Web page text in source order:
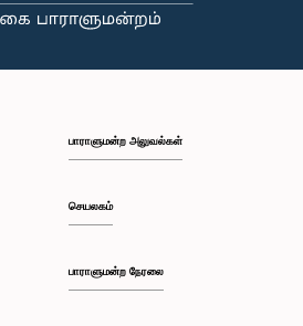
பாராளுமன்ற அலுவல்கள்
செயலகம்
பாராளுமன்ற நேரலை